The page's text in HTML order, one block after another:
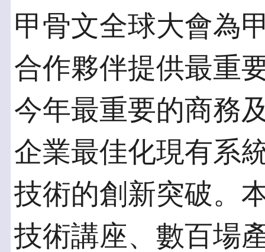
甲骨文全球大會為
合作夥伴提供最重
今年最重要的商務
企業最佳化現有系
技術的創新突破。
技術講座、數百場